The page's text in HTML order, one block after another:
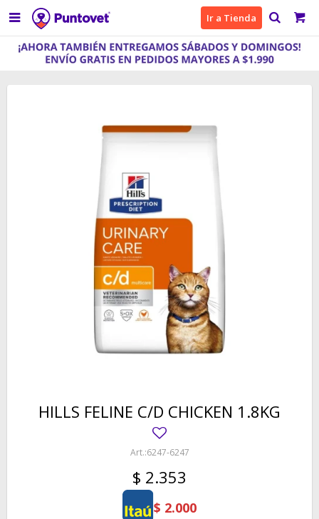
 Ir a Tienda
HILLS FELINE C/D CHICKEN 1.8KG
6247-6247
$ 2.353
$ 2.000